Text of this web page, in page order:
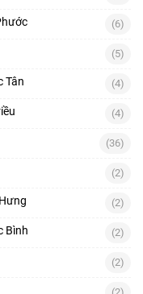
(6)
(5)
Tân (4)
(4)
(36)
(2)
(2)
Bình (2)
(2)